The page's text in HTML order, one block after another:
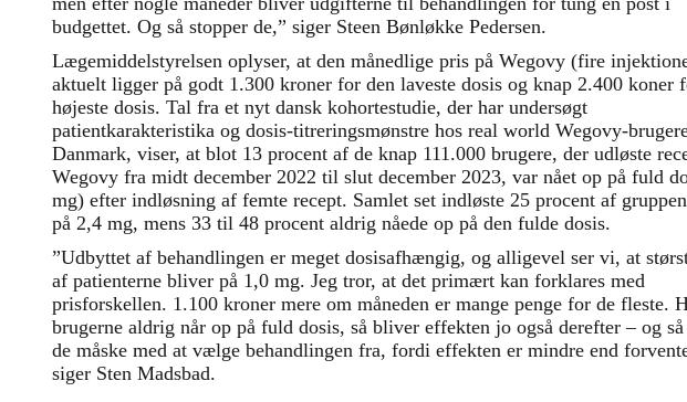
budgettet. Og så stopper de,” siger Steen Bønløkke Pedersen.
Lægemiddelstyrelsen oplyser, at den månedlige pris på Wegovy (fire
aktuelt ligger på godt 1.300 kroner for den laveste dosis og knap 2.400 koner
højeste dosis. Tal fra et nyt dansk kohortestudie, der har undersøgt
patientkarakteristika og dosis-titreringsmønstre hos real world Wegovy-
Danmark, viser, at blot 13 procent af de knap 111.000 brugere, der udløste
Wegovy fra midt december 2022 til slut december 2023, var nået op på fuld
mg) efter indløsning af femte recept. Samlet set indløste 25 procent af
på 2,4 mg, mens 33 til 48 procent aldrig nåede op på den fulde dosis.
”Udbyttet af behandlingen er meget dosisafhængig, og alligevel ser vi, at
af patienterne bliver på 1,0 mg. Jeg tror, at det primært kan forklares med
prisforskellen. 1.100 kroner mere om måneden er mange penge for de fleste.
brugerne aldrig når op på fuld dosis, så bliver effekten jo også derefter – og så
de måske med at vælge behandlingen fra, fordi effekten er mindre end
siger Sten Madsbad.